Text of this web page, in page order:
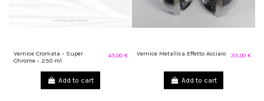
Vernice Cromata - Super
Chrome - 250 ml
45,00 €
Add to cart
Vernice Metallica Effetto Acciaio 35,00 €
Add to cart